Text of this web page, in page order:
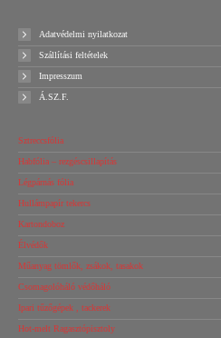
Adatvédelmi nyilatkozat
Szállítási feltételek
Impresszum
Á.SZ.F.
Sztreccsfólia
Habfólia – rezgéscsillapítás
Légpárnás fólia
Hullámpapír tekercs
Kartondoboz
Élvédők
Műanyag tömlők, zsákok, tasakok
Csomagolóháló védőháló
Ipari tűzőgépek , tackerek
Hot-melt Ragasztópisztoly